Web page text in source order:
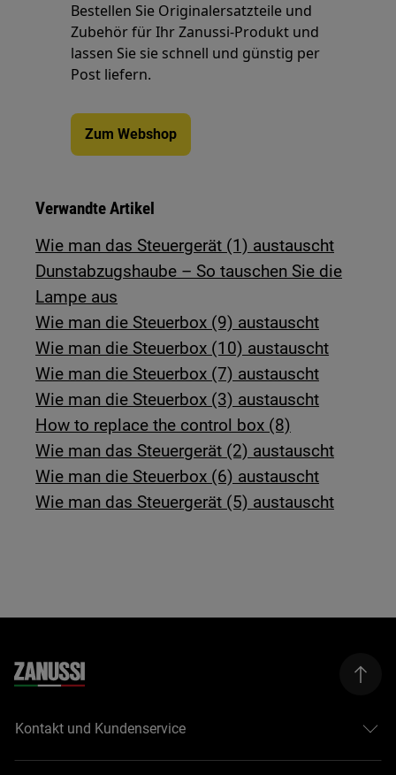
Bestellen Sie Originalersatzteile und
Zubehör für Ihr Zanussi-Produkt und
lassen Sie sie schnell und günstig per
Post liefern.
Zum Webshop
Verwandte Artikel
Wie man das Steuergerät (1) austauscht
Dunstabzugshaube – So tauschen Sie die
Lampe aus
Wie man die Steuerbox (9) austauscht
Wie man die Steuerbox (10) austauscht
Wie man die Steuerbox (7) austauscht
Wie man die Steuerbox (3) austauscht
How to replace the control box (8)
Wie man das Steuergerät (2) austauscht
Wie man die Steuerbox (6) austauscht
Wie man das Steuergerät (5) austauscht
Kontakt und Kundenservice